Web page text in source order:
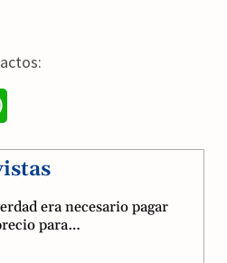
a
t
era necesario pagar
para…